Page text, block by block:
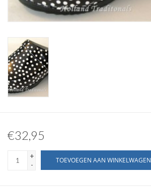
€32,95
+
-
TOEVOEGEN AAN WINKELWAGEN